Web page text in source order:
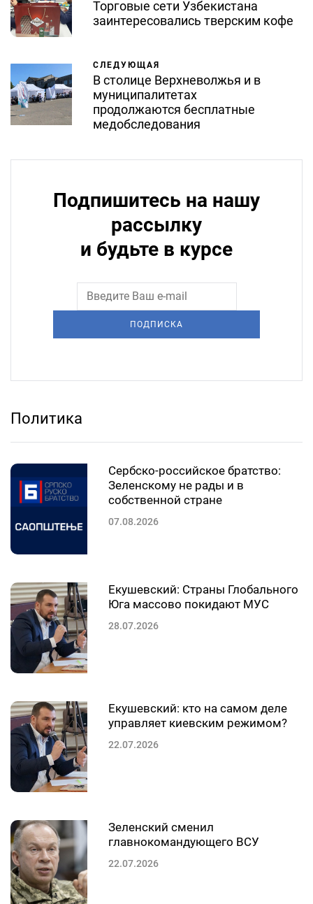
Торговые сети Узбекистана
заинтересовались тверским кофе
СЛЕДУЮЩАЯ
В столице Верхневолжья и в
муниципалитетах
продолжаются бесплатные
медобследования
Подпишитесь на нашу
рассылку
и будьте в курсе
ПОДПИСКА
Политика
Сербско-российское братство:
Зеленскому не рады и в
собственной стране
07.08.2026
Екушевский: Страны Глобального
Юга массово покидают МУС
28.07.2026
Екушевский: кто на самом деле
управляет киевским режимом?
22.07.2026
Зеленский сменил
главнокомандующего ВСУ
22.07.2026